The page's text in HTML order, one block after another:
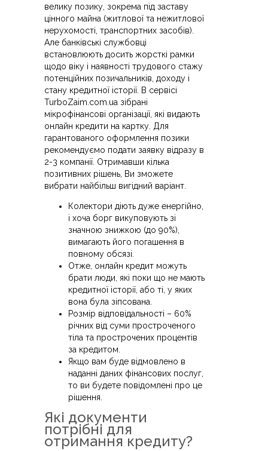
велику позику, зокрема під заставу
цінного майна (житлової та нежитлової
нерухомості, транспортних засобів).
Але банківські службовці
встановлюють досить жорсткі рамки
щодо віку і наявності трудового стажу
потенційних позичальників, доходу і
стану кредитної історії. В сервісі
TurboZaim.com.ua зібрані
мікрофінансові організації, які видають
онлайн кредити на картку. Для
гарантованого оформлення позики
рекомендуємо подати заявку відразу в
2-3 компанії. Отримавши кілька
позитивних рішень, Ви зможете
вибрати найбільш вигідний варіант.
Колектори діють дуже енергійно,
і хоча борг викуповують зі
значною знижкою (до 90%),
вимагають його погашення в
повному обсязі.
Отже, онлайн кредит можуть
брати люди, які поки що не мають
кредитної історії, або ті, у яких
вона була зіпсована.
Розмір відповідальності – 60%
річних від суми простроченого
тіла та прострочених процентів
за кредитом.
Якщо вам буде відмовлено в
наданні даних фінансових послуг,
то ви будете повідомлені про це
рішення.
Які документи
потрібні для
отримання кредиту?